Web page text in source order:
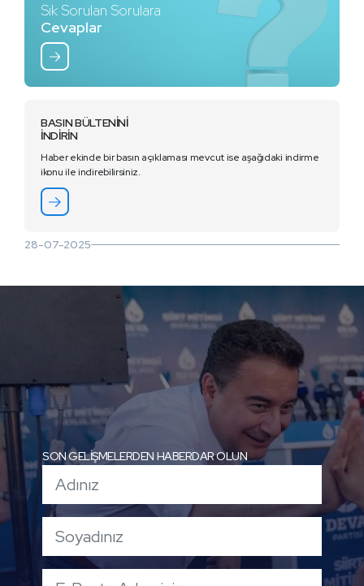
Sık Sorulan Sorulara
Cevaplar
BASIN BÜLTENİNİ
İNDİRİN
Haber ekinde bir basın açıklaması mevcut ise aşağıdaki indirme
ikonu ile indirebilirsiniz.
28-07-2025
SON GELİŞMELERDEN HABERDAR OLUN